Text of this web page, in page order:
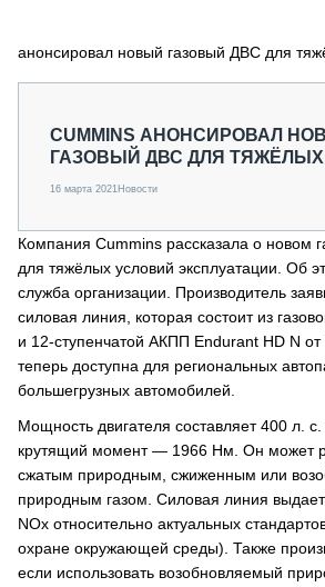
СПЕЦПРОЕКТЫ
О ПРОЕКТЕ
анонсировал новый газовый ДВС для
CUMMINS АНОНСИРОВАЛ
ГАЗОВЫЙ ДВС ДЛЯ
16 марта 2021Новости
Компания Cummins рассказала о новом
для тяжёлых условий эксплуатации. Об
служба организации. Производитель
силовая линия, которая состоит из
и 12-ступенчатой АКПП Endurant HD N от
теперь доступна для региональных
большегрузных автомобилей.
Мощность двигателя составляет 400 л.
крутящий момент — 1966 Нм. Он может
сжатым природным, сжиженным или
природным газом. Силовая линия
NOx относительно актуальных
охране окружающей среды). Также
если использовать возобновляемый